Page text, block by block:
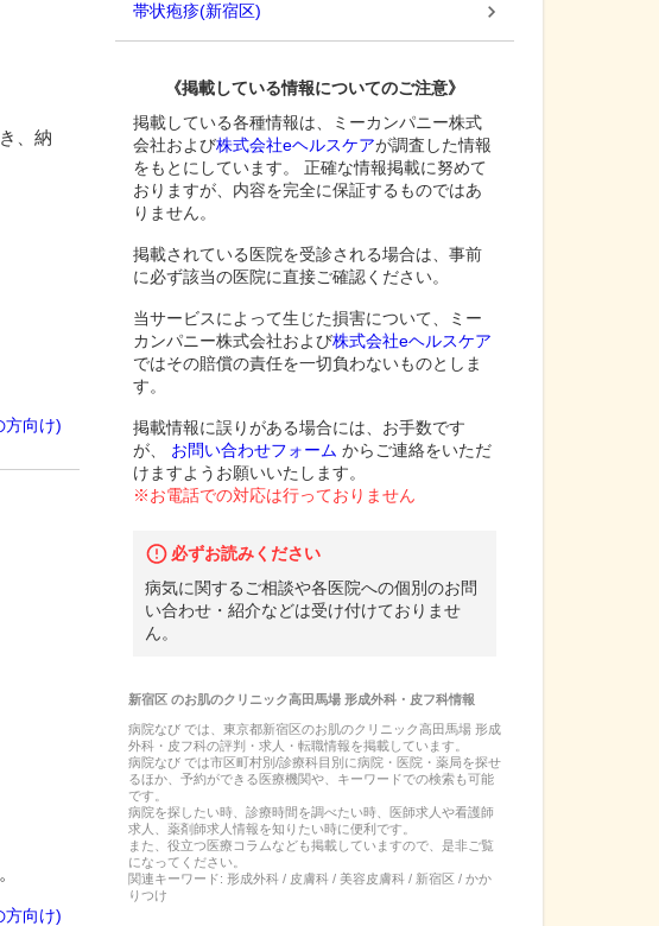
、納
方向け)
方向け)
帯状疱疹(新宿区)
《掲載している情報についてのご注意》
掲載している各種情報は、ミーカンパニー株式
会社および株式会社eヘルスケアが調査した情報
をもとにしています。 正確な情報掲載に努めて
おりますが、内容を完全に保証するものではあ
りません。
掲載されている医院を受診される場合は、事前
に必ず該当の医院に直接ご確認ください。
当サービスによって生じた損害について、ミー
カンパニー株式会社および株式会社eヘルスケア
ではその賠償の責任を一切負わないものとしま
す。
掲載情報に誤りがある場合には、お手数です
が、
お問い合わせフォーム からご連絡をいただ
けますようお願いいたします。
※お電話での対応は行っておりません
必ずお読みください
病気に関するご相談や各医院への個別のお問
い合わせ・紹介などは受け付けておりませ
ん。
新宿区のお肌のクリニック高田馬場 形成外科・皮フ科情報
病院なび では、 東京都新宿区のお肌のクリニック高田馬場 形成
外科・皮フ科の評判・求人・転職情報を掲載しています。
病院なび では市区町村別/診療科目別に病院・医院・薬局を探せ
るほか、予約ができる医療機関や、キーワードでの検索も可能
です。
病院を探したい時、診療時間を調べたい時、医師求人や看護師
求人、薬剤師求人情報を知りたい時に便利です。
また、役立つ医療コラムなども掲載していますので、是非ご覧
になってください。
関連キーワード: 形成外科 / 皮膚科 / 美容皮膚科 / 新宿区 / かか
りつけ